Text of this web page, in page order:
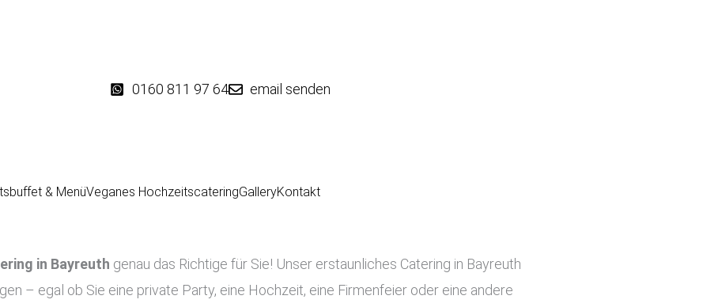
0160 811 97 64
email senden
& MenüVeganes HochzeitscateringGalleryKontakt
in Bayreuth genau das Richtige für Sie! Unser erstaunliches Catering in Bayreuth
– egal ob Sie eine private Party, eine Hochzeit, eine Firmenfeier oder eine andere